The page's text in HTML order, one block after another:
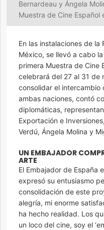
Bernardeau y Ángela
Muestra de Cine Español
En las instalaciones de la
México, se llevó a cabo
primera Muestra de Cine
celebrará del 27 al 31 de
consolidar el
ambas naciones, contó
diplomáticas,
Exportación e
Verdú, Ángela Molina y
UN EMBAJADOR
ARTE
El Embajador de España
expresó su entusiasmo
consolidación de este
alegría, mi enorme
ha hecho realidad. Los
un loco del cine, soy el